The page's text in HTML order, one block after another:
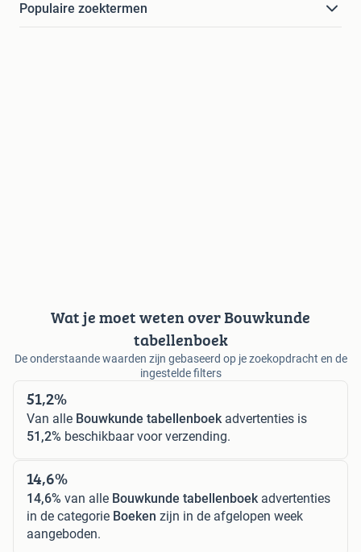
Populaire zoektermen
Wat je moet weten over Bouwkunde
tabellenboek
De onderstaande waarden zijn gebaseerd op je zoekopdracht en de
ingestelde filters
51,2%
Van alle Bouwkunde tabellenboekadvertenties is
51,2% beschikbaar voor verzending.
14,6%
14,6% van alle Bouwkunde tabellenboekadvertenties
in de categorie Boeken zijn in de afgelopen week
aangeboden.